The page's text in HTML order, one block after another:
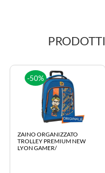
PRODOTTI
-50%
ZAINO ORGANIZZATO
TROLLEY PREMIUM NEW
LYON GAMER/